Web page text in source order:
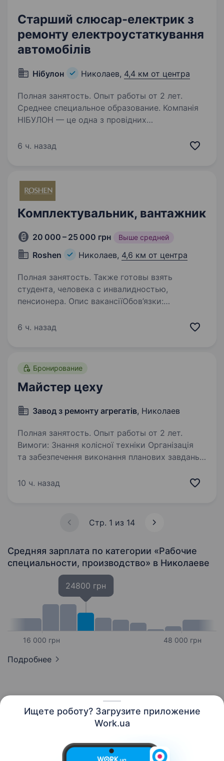
Ищете роботу? Загрузите приложение
Work.ua
Старший слюсар-електрик з
ремонту електроустаткування
автомобілів
Нібулон Николаев, 4,4 км от центра
Полная занятость. Опыт работы от 2 лет.
Среднее специальное образование. Компанія
НІБУЛОН — це одна з провідних
спеціалізується на вирощуванні та експорті
слюсаря-електрика…
6 ч. назад
Комплектувальник, вантажник
20 000 – 25 000 грн Выше средней
Roshen Николаев, 4,6 км от центра
Полная занятость. Также готовы взять
студента, человека с инвалидностью,
пенсионера. Опис вакансіїОбов’язки:
(склад) Збір продукції по накладних
6 ч. назад
Бронирование
Майстер цеху
Завод з ремонту агрегатів, Николаев
Полная занятость. Опыт работы от 2 лет.
Вимоги: Знання колісної техніки Організація
та забезпечення виконання планових завдань
контроль за досягненням високої якості
10 ч. назад
Стр. 1 из 14
Средняя зарплата по категории «Рабочие
специальности, производство» в Николаеве
16 000 грн
24800 грн
48 000 грн
Подробнее